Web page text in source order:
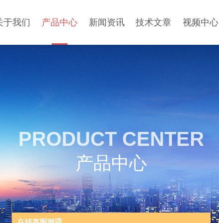
于我们 产品中心 新闻资讯 技术文章 视频中心
PRODUCT CENTER
产品中心